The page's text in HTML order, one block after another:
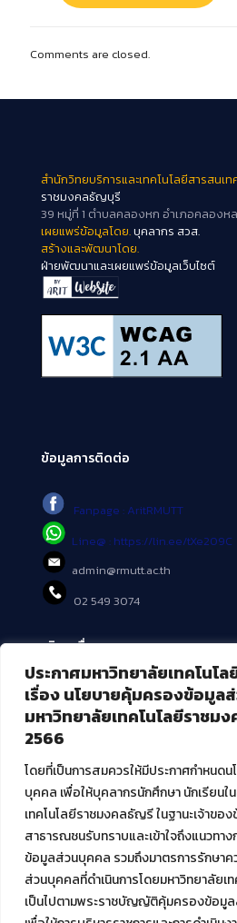
ประกาศมหาวิทยาลัยเทคโนโ
เรื่อง นโยบายคุ้มครองข้อมูล
มหาวิทยาลัยเทคโนโลยีราชม
2566
โดยที่เป็นการสมควรให้มีประกาศกำหน
บุคคล เพื่อให้บุคลากรนักศึกษา นักเรียนใ
เทคโนโลยีราชมงคลธัญรี ในฐานะเจ้าข
สาธารณชนรับทราบและเข้าใจถึงแนวทา
ข้อมูลส่วนบุคคล รวมถึงมาตรการรักษา
ส่วนบุคคลที่ดำเนินการโดยมหาวิทยาลัยเ
เป็นไปตามพระราชบัญญัติคุ้มครองข้อ
Comments are closed.
สำนักวิทยบริการและเทคโนโลยีสารสนเท
ราชมงคลธัญบุรี
39 หมู่ที่ 1 ตำบลคลองหก อำเภอคลองห
เผยแพร่ข้อมูลโดย.บุคลากร สวส.
สร้างและพัฒนาโดย.
ฝ่ายพัฒนาและเผยแพร่ข้อมูลเว็บไซต์
ข้อมูลการติดต่อ
Fanpage : AritRMUTT
Line@ : https://lin.ee/tXe209C
admin@rmutt.ac.th
02 549 3074
บริการอื่นๆ ของ สวส.
ศูนย์สื่อดิจิทัล
ศูนย์นวัตกรรมและความรู้
ศูนย์พัฒนาและบริการนวัตกรรมดิจิทั
สมัยใหม่ (MoSeC)
งานบริการวิชาการให้กับหน่วยงานภ
โครงการส่งเสริมและพัฒนาผู้ประกอบ
กิจกรรมการเชื่อมโยงเครือข่ายผู้ให้บ
เกษตร ภายใต้โครงการส่งเสริมการรแ
กรมส่งเสริมอุตสาหกรรม